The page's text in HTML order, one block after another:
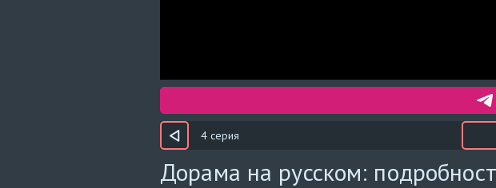
4 серия
Дорама на русском: